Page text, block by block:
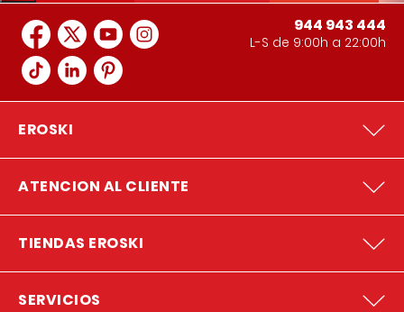
944 943 444
L-S de 9:00h a 22:00h
EROSKI
ATENCION AL CLIENTE
TIENDAS EROSKI
SERVICIOS